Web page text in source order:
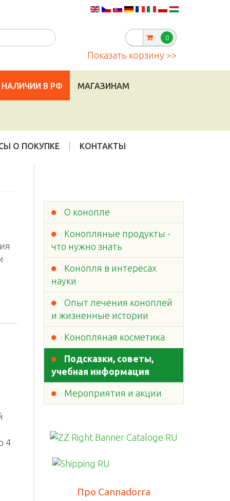
0
Показать корзину >>
НАЛИЧИИ В РФ МАГАЗИНАМ
О ПОКУПКЕ КОНТАКТЫ
4
О конопле
Конопляные продукты -
что нужно знать
Конопля в интересах
науки
Опыт лечения коноплей
и жизненные истории
Конопляная косметика
Подсказки, советы,
учебная информация
Мероприятия и акции
Про Cannadorra